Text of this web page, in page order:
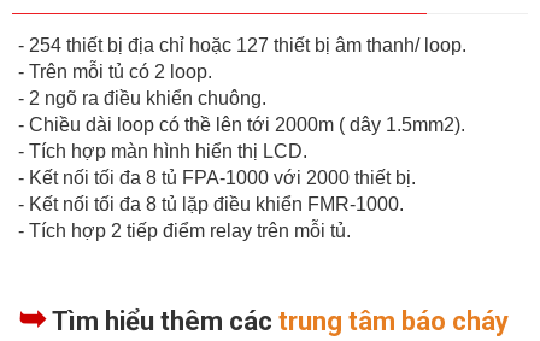
- 254 thiết bị địa chỉ hoặc 127 thiết bị âm thanh/ loop.
- Trên mỗi tủ có 2 loop.
- 2 ngõ ra điều khiển chuông.
- Chiều dài loop có thề lên tới 2000m ( dây 1.5mm2).
- Tích hợp màn hình hiển thị LCD.
- Kết nối tối đa 8 tủ FPA-1000 với 2000 thiết bị.
- Kết nối tối đa 8 tủ lặp điều khiển FMR-1000.
- Tích hợp 2 tiếp điểm relay trên mỗi tủ.
➥Tìm hiểu thêm các trung tâm báo cháy